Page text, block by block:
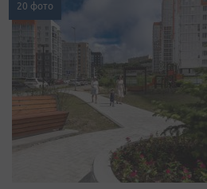
20 фото